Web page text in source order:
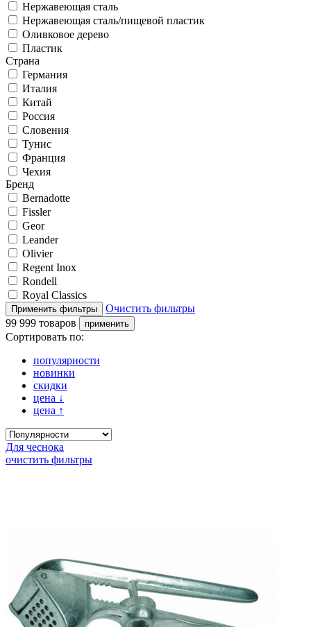
Нержавеющая сталь
Нержавеющая сталь/пищевой пластик
Оливковое дерево
Пластик
Страна
Германия
Италия
Китай
Россия
Словения
Тунис
Франция
Чехия
Бренд
Bernadotte
Fissler
Geor
Leander
Olivier
Regent Inox
Rondell
Royal Classics
Очистить фильтры
99 999 товаров
Сортировать по:
популярности
новинки
скидки
цена ↓
цена ↑
Для чеснока
очистить фильтры